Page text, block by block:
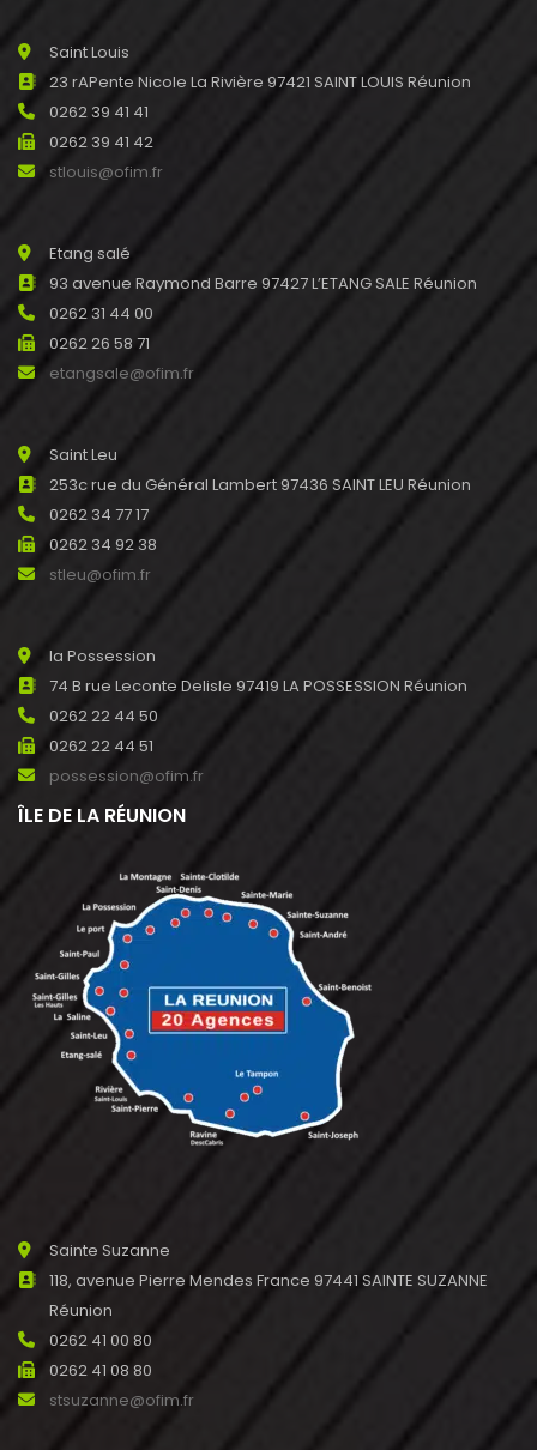
Saint Louis
23 rAPente Nicole La Rivière 97421 SAINT LOUIS Réunion
0262 39 41 41
0262 39 41 42
stlouis@ofim.fr
Etang salé
93 avenue Raymond Barre 97427 L’ETANG SALE Réunion
0262 31 44 00
0262 26 58 71
etangsale@ofim.fr
Saint Leu
253c rue du Général Lambert 97436 SAINT LEU Réunion
0262 34 77 17
0262 34 92 38
stleu@ofim.fr
la Possession
74 B rue Leconte Delisle 97419 LA POSSESSION Réunion
0262 22 44 50
0262 22 44 51
possession@ofim.fr
ÎLE DE LA RÉUNION
Sainte Suzanne
118, avenue Pierre Mendes France 97441 SAINTE SUZANNE
Réunion
0262 41 00 80
0262 41 08 80
stsuzanne@ofim.fr